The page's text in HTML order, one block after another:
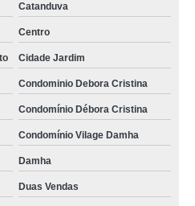
Catanduva
Centro
Cidade Jardim
Condominio Debora Cristina
Condomínio Débora Cristina
Condomínio Vilage Damha
Damha
Duas Vendas